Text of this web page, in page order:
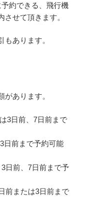
約できる、飛行機
せて頂きます。
あります。
あります。
3日前、7日前まで
日前まで予約可能
日前、7日前まで予
前または3日前まで